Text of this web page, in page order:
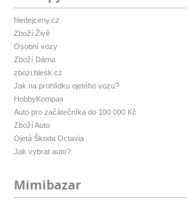
hledejceny.cz
Zboží Živě
Osobní vozy
Zboží Dáma
zbozi.blesk.cz
Jak na prohlídku ojetého vozu?
HobbyKompas
Auto pro začátečníka do 100 000 Kč
Zboží Auto
Ojetá Škoda Octavia
Jak vybrat auto?
Mimibazar